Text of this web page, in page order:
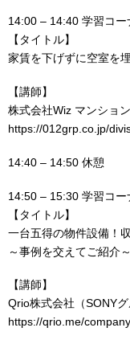
14:00 – 14:40 学習コー
【タイトル】
家賃を下げずに空室を
【講師】
株式会社Wiz マンシ
https://012grp.co.jp/
14:40 – 14:50 休憩
14:50 – 15:30 学習コー
【タイトル】
一台五得の物件設備！
～事例を交えてご紹介～
【講師】
Qrio株式会社（SONY
https://qrio.me/